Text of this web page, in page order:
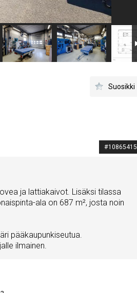
Suosikki
#10865415
ja lattiakaivot. Lisäksi tilassa
ala on 687 m², josta noin
pääkaupunkiseutua.
ilmainen.